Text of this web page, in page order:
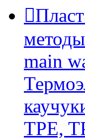
main
TPE,